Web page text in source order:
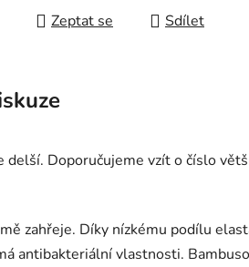
Zeptat se Sdílet
delší. Doporučujeme vzít o číslo
zahřeje. Díky nízkému podílu
antibakteriální vlastnosti.